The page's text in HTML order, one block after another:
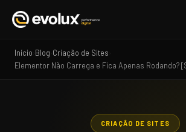
Início Blog Criação de Sites
Elementor Não Carrega e Fica Apenas Rodando?
CRIAÇÃO DE SITES